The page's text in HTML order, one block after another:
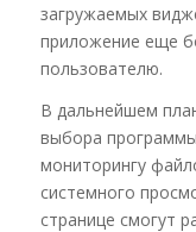
загружаемых
приложение еще
пользователю.
В дальнейшем
выбора
мониторингу
системного
странице смогут